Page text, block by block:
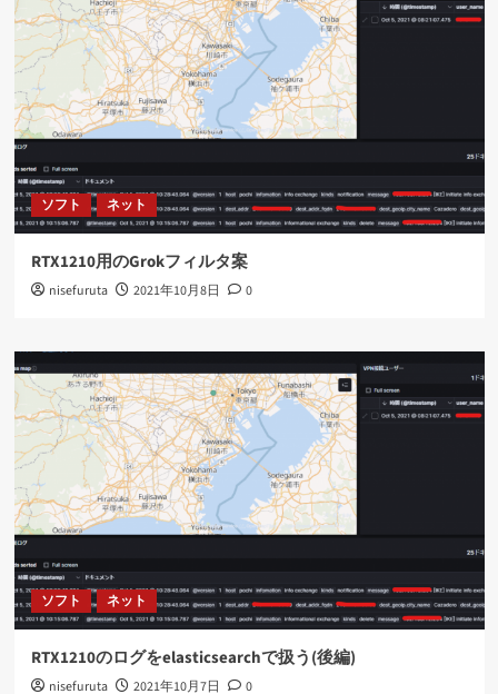
ソフト ネット
RTX1210用のGrokフィルタ案
nisefuruta 2021年10月8日 0
ソフト ネット
RTX1210のログをelasticsearchで扱う(後編)
nisefuruta 2021年10月7日 0